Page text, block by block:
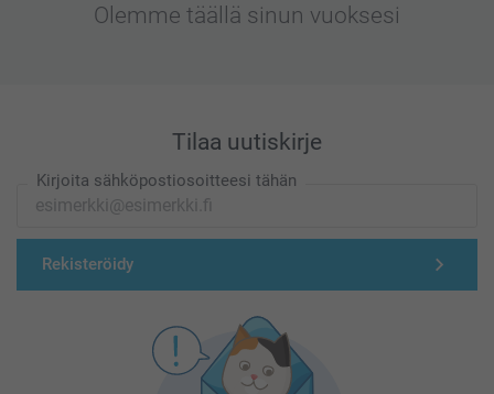
Olemme täällä sinun vuoksesi
Tilaa uutiskirje
Kirjoita sähköpostiosoitteesi tähän
Rekisteröidy